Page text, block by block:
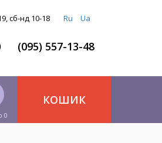
сб-нд 10-18 Ru Ua
(095) 557-13-48
0
КОШИК